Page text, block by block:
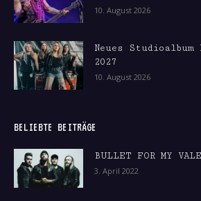
10. August 2026
Neues Studioalbum
2027
10. August 2026
BELIEBTE BEITRÄGE
BULLET FOR MY
3. April 2022